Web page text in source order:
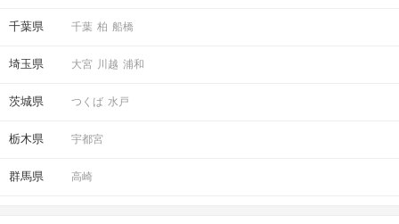
千葉県 千葉 柏 船橋
埼玉県 大宮 川越 浦和
茨城県 つくば 水戸
栃木県 宇都宮
群馬県 高崎